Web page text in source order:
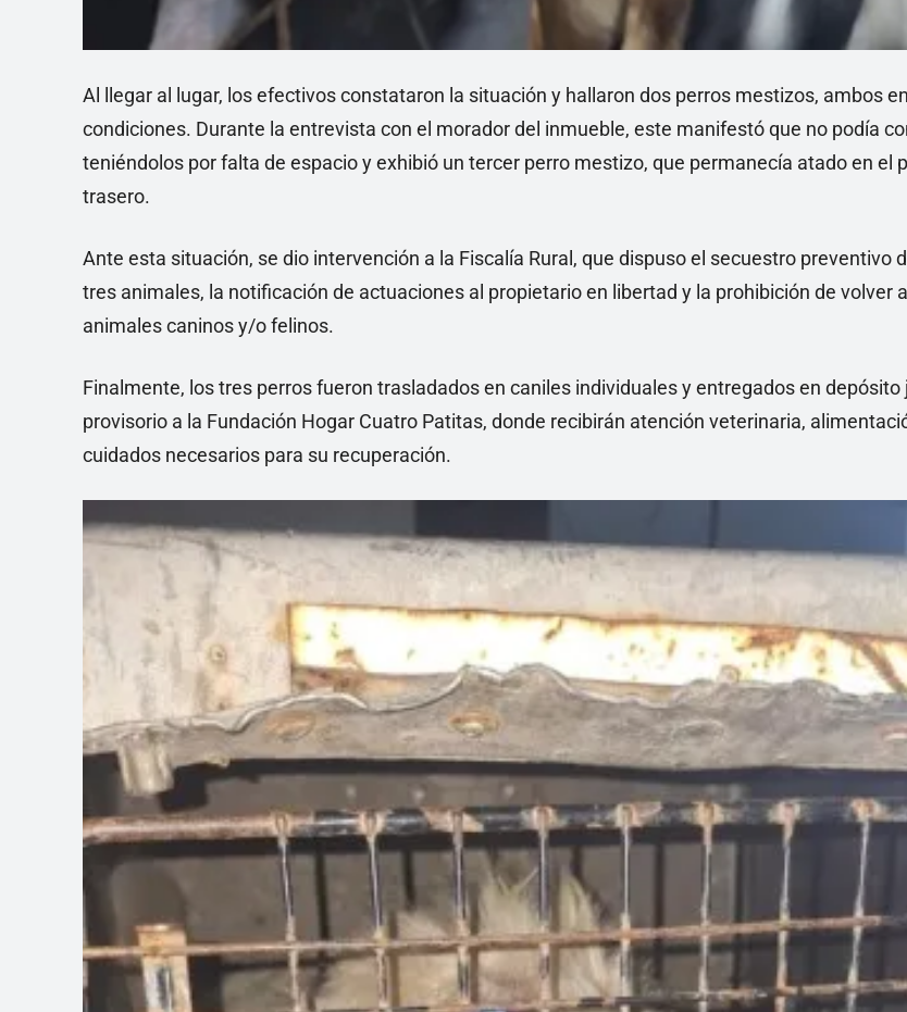
Al llegar al lugar, los efectivos constataron la situación y hallaron dos perros mestizos, ambos
condiciones. Durante la entrevista con el morador del inmueble, este manifestó que no podía
teniéndolos por falta de espacio y exhibió un tercer perro mestizo, que permanecía atado en el
trasero.
Ante esta situación, se dio intervención a la Fiscalía Rural, que dispuso el secuestro preventivo
tres animales, la notificación de actuaciones al propietario en libertad y la prohibición de volver
animales caninos y/o felinos.
Finalmente, los tres perros fueron trasladados en caniles individuales y entregados en depósito
provisorio a la Fundación Hogar Cuatro Patitas, donde recibirán atención veterinaria,
cuidados necesarios para su recuperación.